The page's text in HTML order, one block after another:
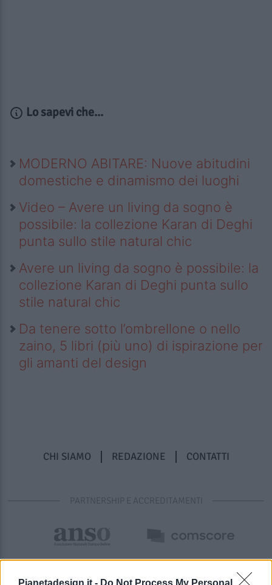
Pianetadesign.it - Do Not Process My Personal
Lo sapevi che...
MODERNO ABITARE: Nuove abitudini
domestiche e dinamismo dei luoghi
Video – Avere un living da sogno è
possibile: la collezione Karan di Deghi
punta sullo stile natural chic
Avere un living da sogno è possibile: la
collezione Karan di Deghi punta sullo
stile natural chic
Da tenere sotto l’ombrellone o nello
zaino, 5 libri (più uno) di ispirazione per
gli amanti del design
CHI SIAMO REDAZIONE CONTATTI
PARTNERSHIP E ACCREDITAMENTI